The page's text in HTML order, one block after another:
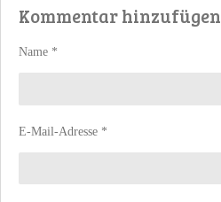
Kommentar hinzufügen
Name *
E-Mail-Adresse *